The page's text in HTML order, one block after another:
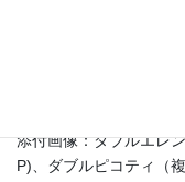
添付画像：ダブルエレ
P)、ダブルピコティ（複